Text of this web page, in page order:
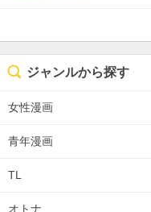
ジャンルから探す
女性漫画
青年漫画
TL
オトナ